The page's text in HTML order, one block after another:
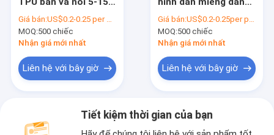
Giá bán:US$0.2-0.25 per piece
MOQ:500 chiếc
Nhận giá mới nhất
Liên hệ với bây giờ
LOGO cho quần jean
Giá bán:US$0.2-0.25per piece
MOQ:500 chiếc
Nhận giá mới nhất
Liên hệ với bây giờ
Tiết kiệm thời gian của bạn